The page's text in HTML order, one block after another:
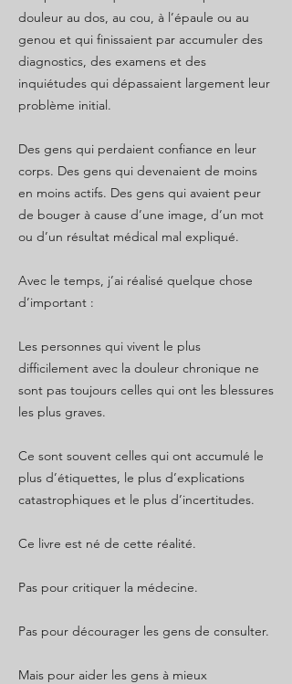
douleur au dos, au cou, à l’épaule ou au
genou et qui finissaient par accumuler des
diagnostics, des examens et des
inquiétudes qui dépassaient largement leur
problème initial.
Des gens qui perdaient confiance en leur
corps. Des gens qui devenaient de moins
en moins actifs. Des gens qui avaient peur
de bouger à cause d’une image, d’un mot
ou d’un résultat médical mal expliqué.
Avec le temps, j’ai réalisé quelque chose
d’important :
Les personnes qui vivent le plus
difficilement avec la douleur chronique ne
sont pas toujours celles qui ont les blessures
les plus graves.
Ce sont souvent celles qui ont accumulé le
plus d’étiquettes, le plus d’explications
catastrophiques et le plus d’incertitudes.
Ce livre est né de cette réalité.
Pas pour critiquer la médecine.
Pas pour décourager les gens de consulter.
Mais pour aider les gens à mieux